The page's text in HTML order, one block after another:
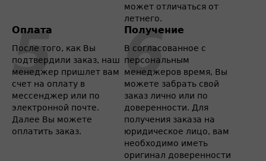
может отличаться от
летнего.
Оплата
После того, как Вы
подтвердили заказ, наш
менеджер пришлет вам
счет на оплату в
мессенджер или по
электронной почте.
Далее Вы можете
оплатить заказ.
Получение
В согласованное с
персональным
менеджеров время, Вы
можете забрать свой
заказ лично или по
доверенности. Для
получения заказа на
юридическое лицо, вам
необходимо иметь
оригинал доверенности